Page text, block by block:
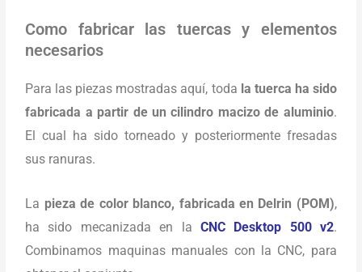
Como fabricar las tuercas y elementos
necesarios
Para las piezas mostradas aquí, toda la tuerca ha sido
fabricada a partir de un cilindro macizo de aluminio.
El cual ha sido torneado y posteriormente fresadas
sus ranuras.
La pieza de color blanco, fabricada en Delrin (POM),
ha sido mecanizada en la CNC Desktop 500 v2.
Combinamos maquinas manuales con la CNC, para